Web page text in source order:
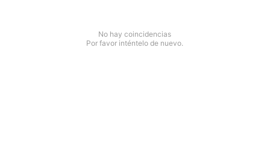
No hay coincidencias
Por favor inténtelo de nuevo.